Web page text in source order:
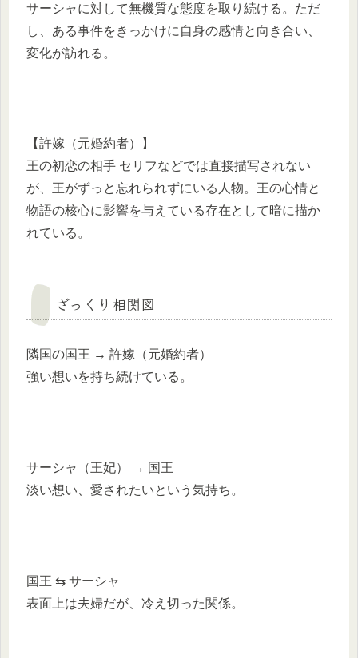
サーシャに対して無機質な態度を取り続ける。ただ
し、ある事件をきっかけに自身の感情と向き合い、
変化が訪れる。
【許嫁（元婚約者）】
王の初恋の相手 セリフなどでは直接描写されない
が、王がずっと忘れられずにいる人物。王の心情と
物語の核心に影響を与えている存在として暗に描か
れている。
ざっくり相関図
隣国の国王 → 許嫁（元婚約者）
強い想いを持ち続けている。
サーシャ（王妃） → 国王
淡い想い、愛されたいという気持ち。
国王 ⇆ サーシャ
表面上は夫婦だが、冷え切った関係。